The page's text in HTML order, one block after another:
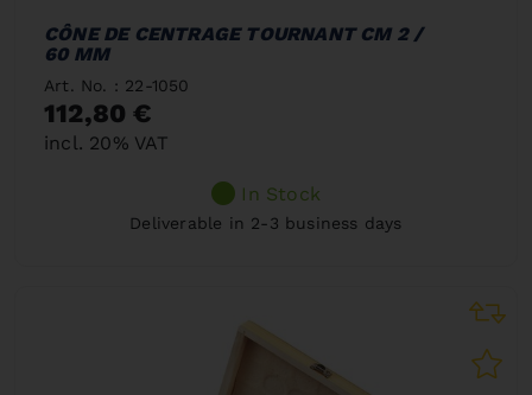
CÔNE DE CENTRAGE TOURNANT CM 2 /
60 MM
Art. No. : 22-1050
112,80 €
incl. 20% VAT
In Stock
Deliverable in 2-3 business days